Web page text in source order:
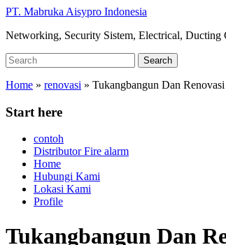
Skip
main
PT. Mabruka Aisypro Indonesia
Networking, Security Sistem, Electrical, Ducting
Search
for:
Search
Home » renovasi » Tukangbangun Dan
Start here
contoh
Distributor Fire alarm
Home
Hubungi Kami
Lokasi Kami
Profile
Tukangbangun Dan